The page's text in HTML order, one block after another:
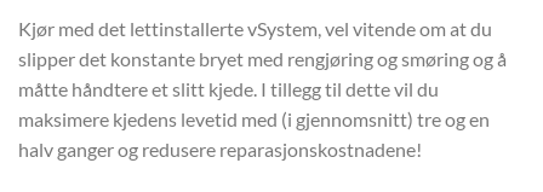
Kjør med det lettinstallerte vSystem, vel vitende om at du
slipper det konstante bryet med rengjøring og smøring og å
måtte håndtere et slitt kjede. I tillegg til dette vil du
maksimere kjedens levetid med (i gjennomsnitt) tre og en
halv ganger og redusere reparasjonskostnadene!